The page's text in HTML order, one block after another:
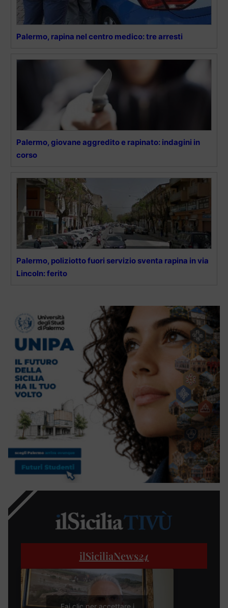
Palermo, rapina nel centro medico: tre arresti
Palermo, giovane aggredito e rapinato: indagini in
corso
Palermo, poliziotto fuori servizio sventa rapina in via
Lincoln: ferito
ilSiciliaNews24
Fai clic per accettare i